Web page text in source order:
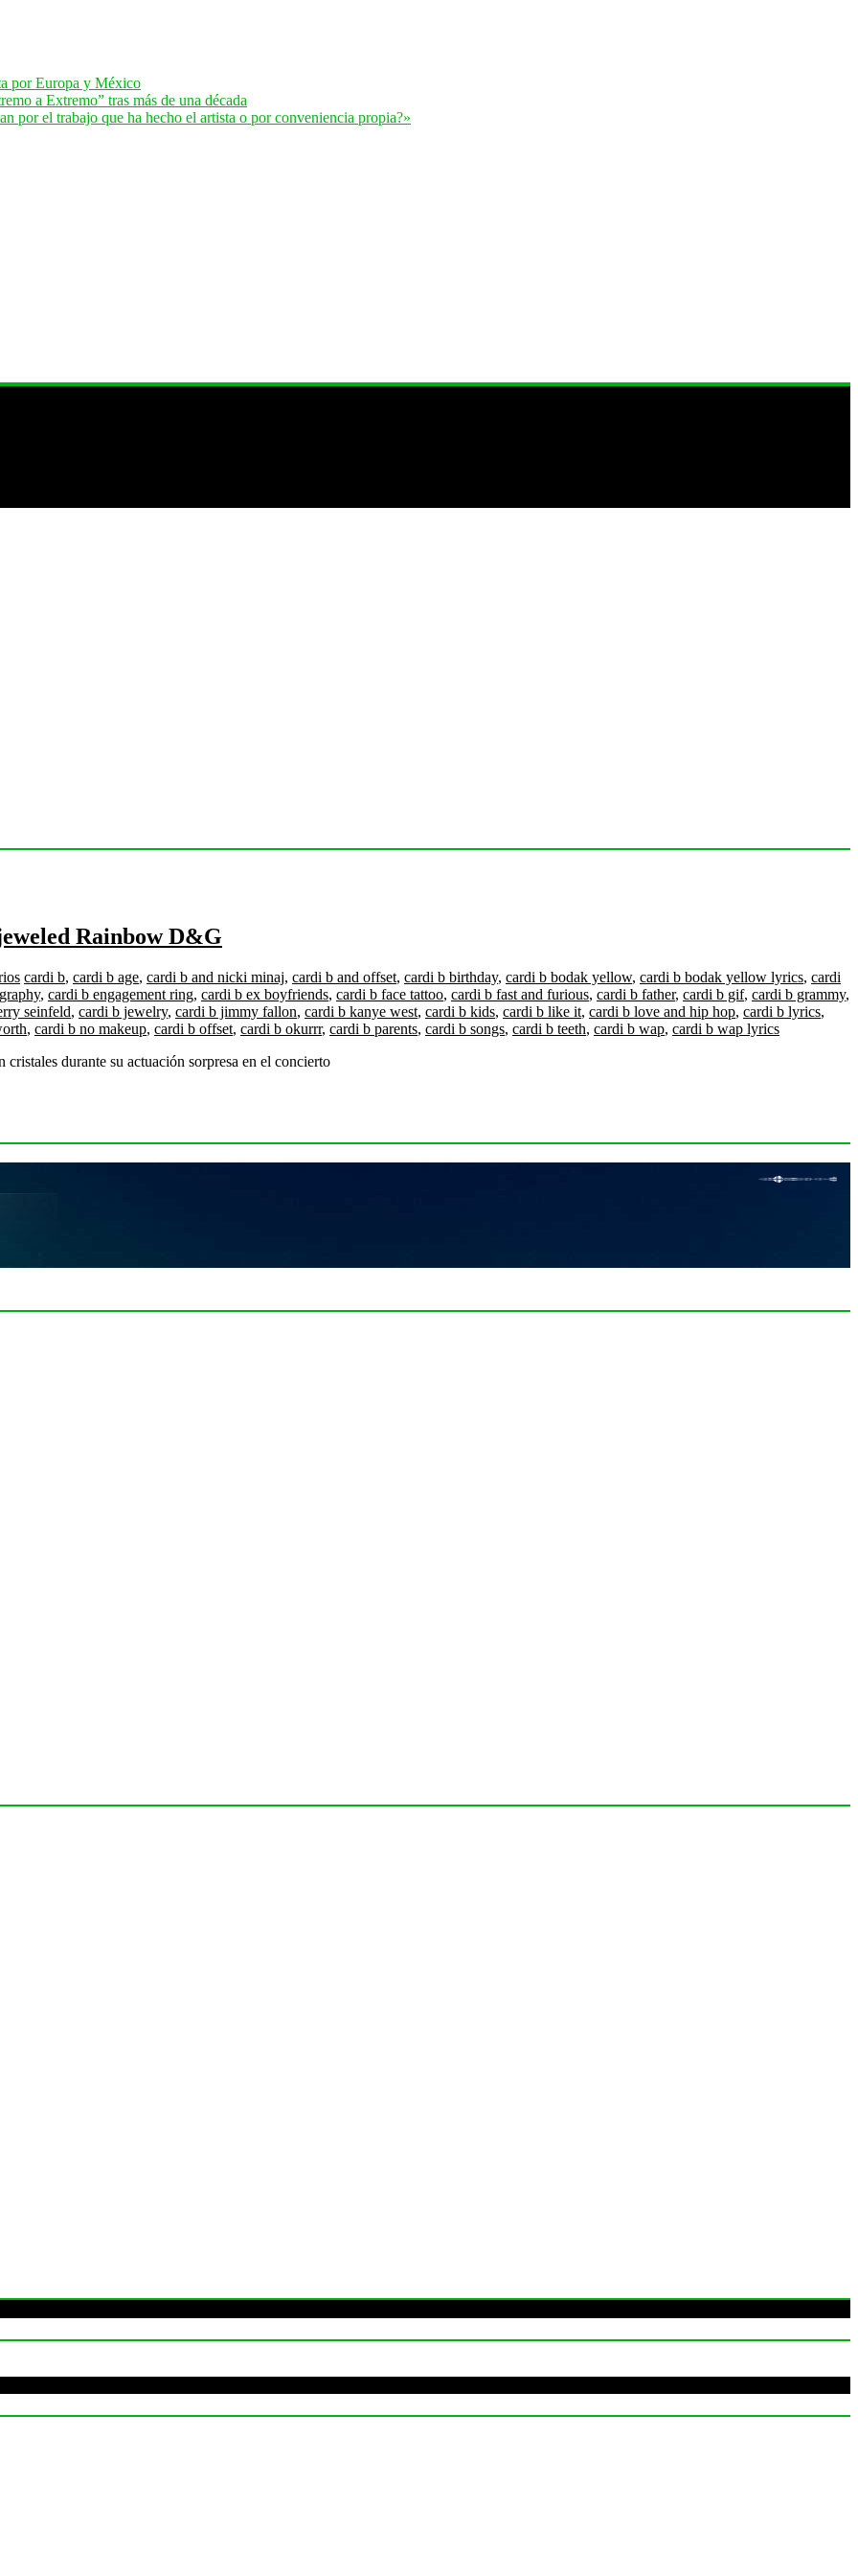
por Europa y México
a Extremo” tras más de una década
por el trabajo que ha hecho el artista o por conveniencia propia?»
Rainbow D&G
cardi b, cardi b age, cardi b and nicki minaj, cardi b and offset, cardi b birthday, cardi b bodak yellow, cardi b bodak yellow lyrics, cardi
, cardi b engagement ring, cardi b ex boyfriends, cardi b face tattoo, cardi b fast and furious, cardi b father, cardi b gif, cardi b grammy,
seinfeld, cardi b jewelry, cardi b jimmy fallon, cardi b kanye west, cardi b kids, cardi b like it, cardi b love and hip hop, cardi b lyrics,
, cardi b no makeup, cardi b offset, cardi b okurrr, cardi b parents, cardi b songs, cardi b teeth, cardi b wap, cardi b wap lyrics
durante su actuación sorpresa en el concierto